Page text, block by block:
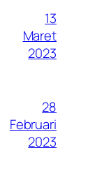
13
Maret
2023
28
Februari
2023